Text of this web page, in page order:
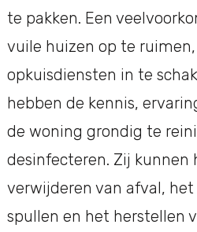
te pakken. Een
vuile huizen op te
opkuisdiensten in te
hebben de kennis,
de woning grondig te
desinfecteren. Zij kunnen
verwijderen van afval, het
spullen en het herstellen